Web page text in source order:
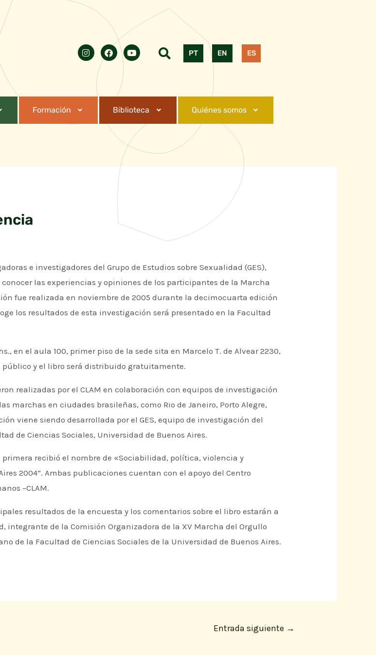
PT EN ES
Formación Biblioteca Quiénes somos
e investigadores del Grupo de Estudios sobre Sexualidad (GES),
las experiencias y opiniones de los participantes de la Marcha
fue realizada en noviembre de 2005 durante la decimocuarta edición
los resultados de esta investigación será presentado en la Facultad
en el aula 100, primer piso de la sede sita en Marcelo T. de Alvear 2230,
público y el libro será distribuido gratuitamente.
realizadas por el CLAM en colaboración con equipos de investigación
marchas en ciudades brasileñas, como Rio de Janeiro, Porto Alegre,
viene siendo desarrollada por el GES, equipo de investigación del
de Ciencias Sociales, Universidad de Buenos Aires.
recibió el nombre de «Sociabilidad, política, violencia y
2004”. Ambas publicaciones cuentan con el apoyo del Centro
–CLAM.
resultados de la encuesta y los comentarios sobre el libro estarán a
integrante de la Comisión Organizadora de la XV Marcha del Orgullo
de la Facultad de Ciencias Sociales de la Universidad de Buenos Aires.
Entrada siguiente →